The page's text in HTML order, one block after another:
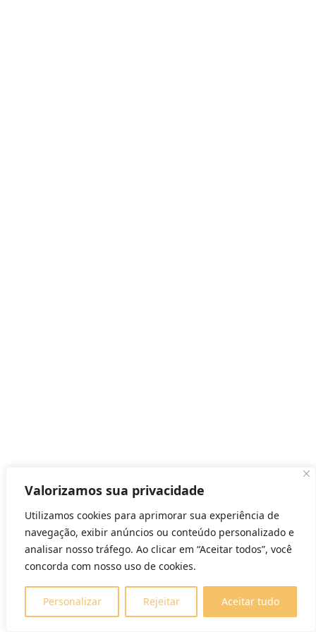
Valorizamos sua privacidade
Utilizamos cookies para aprimorar sua experiência de
navegação, exibir anúncios ou conteúdo personalizado e
analisar nosso tráfego. Ao clicar em “Aceitar todos”, você
concorda com nosso uso de cookies.
Personalizar Rejeitar Aceitar tudo